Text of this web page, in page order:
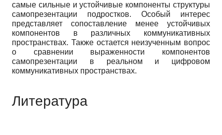
самые сильные и устойчивые компоненты структуры
самопрезентации подростков. Особый интерес
представляет сопоставление менее устойчивых
компонентов в различных коммуникативных
пространствах. Также остается неизученным вопрос
о сравнении выраженности компонентов
самопрезентации в реальном и цифровом
коммуникативных пространствах.
Литература